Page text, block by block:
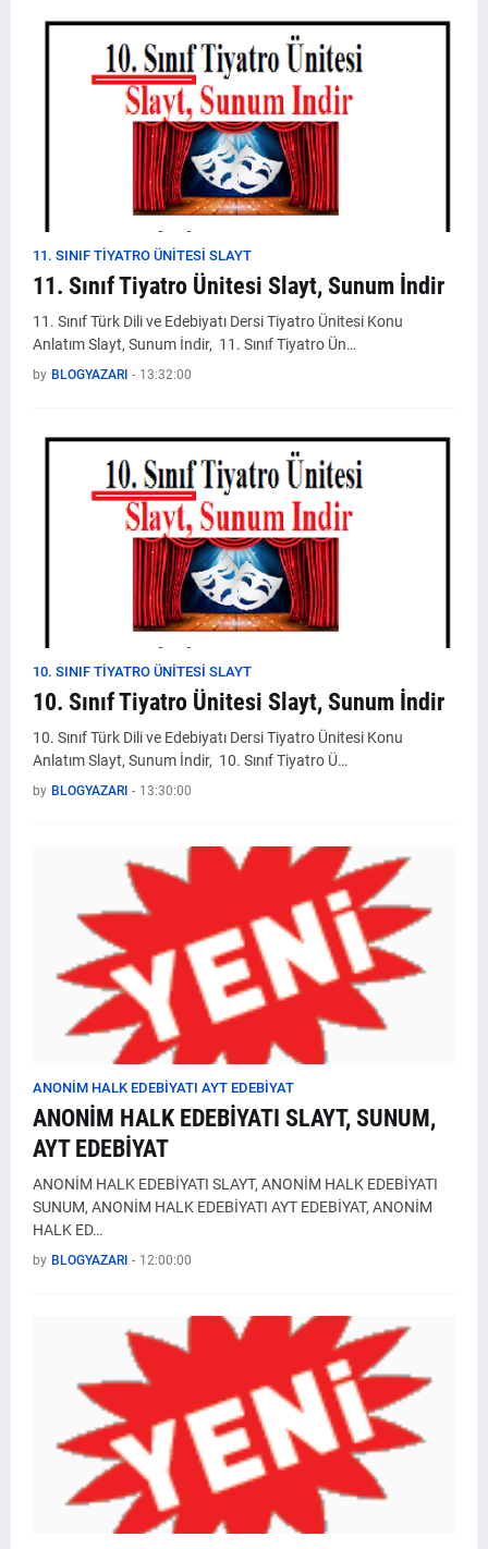
11. SINIF TIYATRO ÜNITESI SLAYT
11. Sınıf Tiyatro Ünitesi Slayt, Sunum İndir
11. Sınıf Türk Dili ve Edebiyatı Dersi Tiyatro Ünitesi Konu
Anlatım Slayt, Sunum İndir, 11. Sınıf Tiyatro Ün…
by BLOGYAZARI - 13:32:00
10. SINIF TIYATRO ÜNITESI SLAYT
10. Sınıf Tiyatro Ünitesi Slayt, Sunum İndir
10. Sınıf Türk Dili ve Edebiyatı Dersi Tiyatro Ünitesi Konu
Anlatım Slayt, Sunum İndir, 10. Sınıf Tiyatro Ü…
by BLOGYAZARI - 13:30:00
ANONİM HALK EDEBİYATI AYT EDEBİYAT
ANONİM HALK EDEBİYATI SLAYT, SUNUM,
AYT EDEBİYAT
ANONİM HALK EDEBİYATI SLAYT, ANONİM HALK EDEBİYATI
SUNUM, ANONİM HALK EDEBİYATI AYT EDEBİYAT, ANONİM
HALK ED…
by BLOGYAZARI - 12:00:00